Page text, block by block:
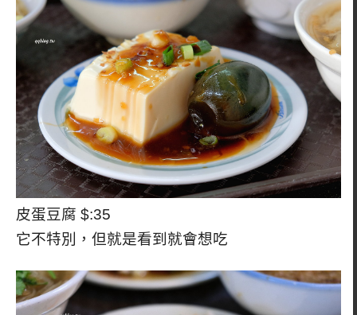
皮蛋豆腐 $:35
它不特別，但就是看到就會想吃